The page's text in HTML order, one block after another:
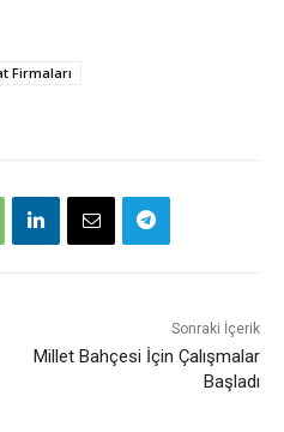
Firmaları
Sonraki İçerik
Millet Bahçesi İçin Çalışmalar
Başladı